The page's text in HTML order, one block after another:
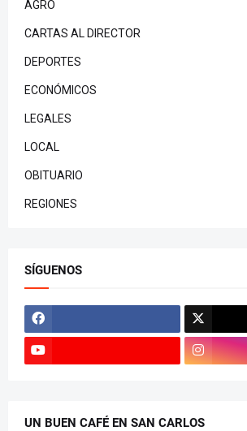
AGRO
CARTAS AL DIRECTOR
DEPORTES
ECONÓMICOS
LEGALES
LOCAL
OBITUARIO
REGIONES
SÍGUENOS
UN BUEN CAFÉ EN SAN CARLOS